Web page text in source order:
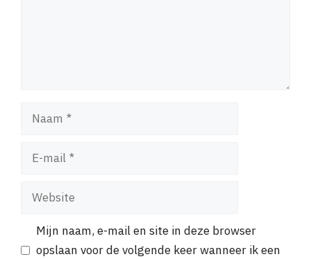
Naam
Website
Mijn naam, e-mail en site in deze browser
opslaan voor de volgende keer wanneer ik een